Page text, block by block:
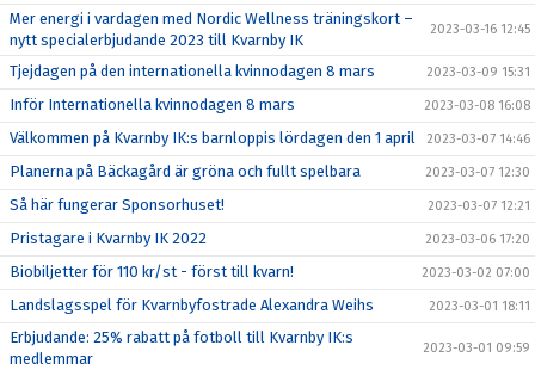
Mer energi i vardagen med Nordic Wellness träningskort –
nytt specialerbjudande 2023 till Kvarnby IK
2023-03-16 12:45
Tjejdagen på den internationella kvinnodagen 8 mars 2023-03-09 15:31
Inför Internationella kvinnodagen 8 mars 2023-03-08 16:08
Välkommen på Kvarnby IK:s barnloppis lördagen den 1 april 2023-03-07 14:46
Planerna på Bäckagård är gröna och fullt spelbara 2023-03-07 12:30
Så här fungerar Sponsorhuset! 2023-03-07 12:21
Pristagare i Kvarnby IK 2022 2023-03-06 17:20
Biobiljetter för 110 kr/st - först till kvarn! 2023-03-02 07:00
Landslagsspel för Kvarnbyfostrade Alexandra Weihs 2023-03-01 18:11
Erbjudande: 25% rabatt på fotboll till Kvarnby IK:s
medlemmar
2023-03-01 09:59